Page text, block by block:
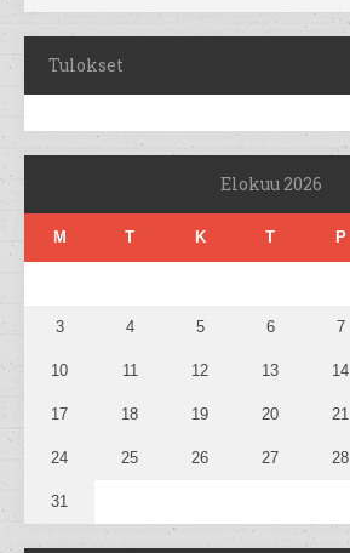
Tulokset
Elokuu 2026
M T K T P
3 4 5 6 7
10 11 12 13 14
17 18 19 20 21
24 25 26 27 28
31